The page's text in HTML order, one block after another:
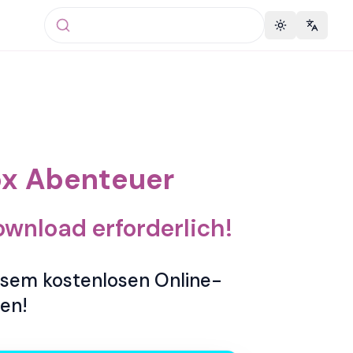
Toggle theme
Abenteuer
erforderlich!
kostenlosen Online-